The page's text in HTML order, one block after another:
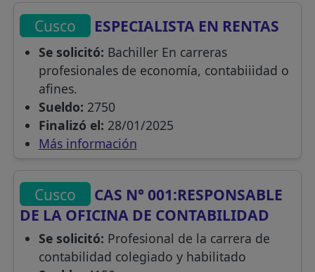
Cusco ESPECIALISTA EN RENTAS
Se solicitó: Bachiller En carreras
profesionales de economía, contabiiidad o
afines.
Sueldo: 2750
Finalizó el: 28/01/2025
Más información
Cusco
CAS N° 001:RESPONSABLE
DE LA OFICINA DE CONTABILIDAD
Se solicitó: Profesional de la carrera de
contabilidad colegiado y habilitado